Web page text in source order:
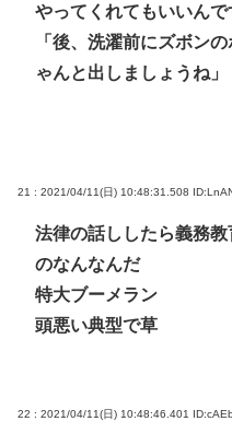
やってくれてもいいんで
「後、洗濯前にズボン
ゃんと出しましょうね」
21 : 2021/04/11(日) 10:48:31.508
法律の話ししたら義務
のなんなんだ
特大ブーメラン
頭悪い典型で草
22 : 2021/04/11(日) 10:48:46.401